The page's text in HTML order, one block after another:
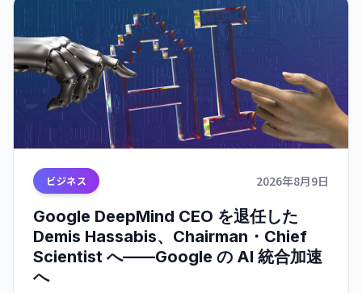
ビジネス 2026年8月9日
Google DeepMind CEO を退任した
Demis Hassabis、Chairman・Chief
Scientist へ——Google の AI 統合加速
へ